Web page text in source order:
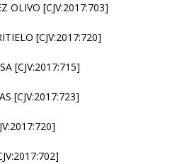
OLIVO [CJV:2017:703]
[CJV:2017:720]
[CJV:2017:715]
[CJV:2017:723]